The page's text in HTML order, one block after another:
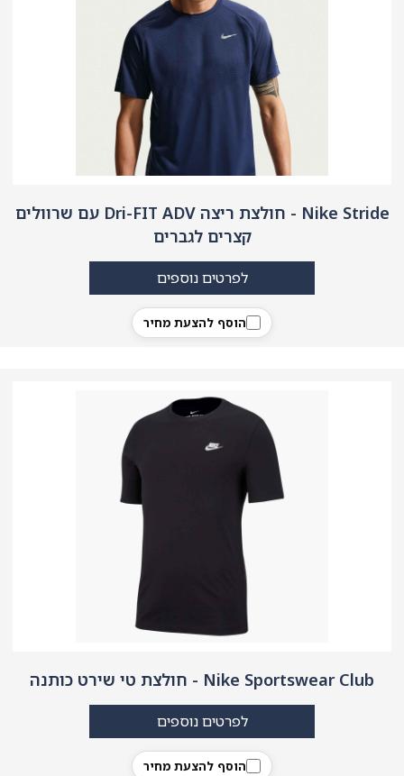
Nike Stride - חולצת ריצה Dri-FIT ADV עם שרוולים
קצרים לגברים
הוסף להצעת מחיר
לפרטים נוספים
Nike Sportswear Club - חולצת טי שירט כותנה
הוסף להצעת מחיר
לפרטים נוספים